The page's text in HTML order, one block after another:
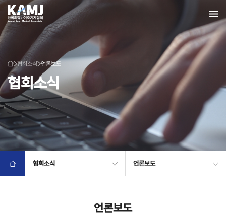
협회소식 언론보도
협회소식
협회소식 언론보도
언론보도